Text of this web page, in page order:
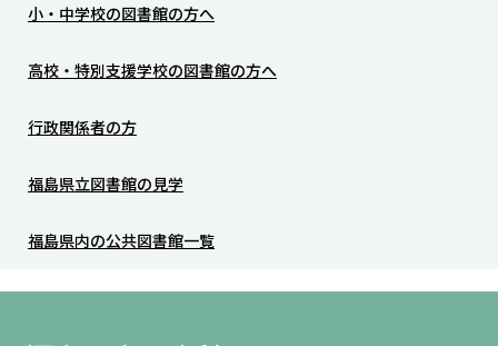
小・中学校の図書館の方へ
高校・特別支援学校の図書館の方へ
行政関係者の方
福島県立図書館の見学
福島県内の公共図書館一覧